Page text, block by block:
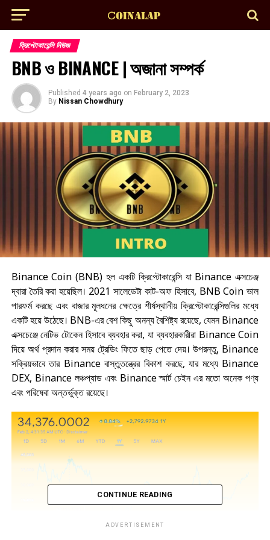
ক্রিপ্টোকারেন্সি নিউজ
BNB ও BINANCE | অজানা সম্পর্ক
Published 4 years ago on February 2, 2023
By Nissan Chowdhury
Binance Coin (BNB) হল একটি ক্রিপ্টোকারেন্সি যা Binance এক্সচেঞ্জ
দ্বারা তৈরি করা হয়েছিল। 2021 সালেডেটা কাট-অফ হিসাবে, BNB Coin ভাল
পারফর্ম করছে এবং বাজার মূলধনের ক্ষেত্রে শীর্ষস্থানীয় ক্রিপ্টোকারেন্সিগুলির মধ্যে
একটি হয়ে উঠেছে। BNB-এর বেশ কিছু অনন্য বৈশিষ্ট্য রয়েছে, যেমন Binance
এক্সচেঞ্জে নেটিভ টোকেন হিসাবে ব্যবহার করা, যা ব্যবহারকারীরা Binance Coin
দিয়ে অর্থ প্রদান করার সময় ট্রেডিং ফিতে ছাড় পেতে দেয়। উপরন্তু, Binance
সক্রিয়ভাবে তার Binance বাস্তুতন্ত্রের বিকাশ করছে, যার মধ্যে Binance
DEX, Binance লঞ্চপ্যাড এবং Binance স্মার্ট চেইন এর মতো অনেক পণ্য
এবং পরিষেবা অন্তর্ভুক্ত রয়েছে।
CONTINUE READING
ADVERTISEMENT